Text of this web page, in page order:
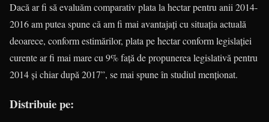
Dacă ar fi să evaluăm comparativ plata la hectar pentru anii 2014-
2016 am putea spune că am fi mai avantajaţi cu situaţia actuală
deoarece, conform estimărilor, plata pe hectar conform legislaţiei
curente ar fi mai mare cu 9% faţă de propunerea legislativă pentru
2014 şi chiar după 2017”, se mai spune în studiul menţionat.
Distribuie pe: